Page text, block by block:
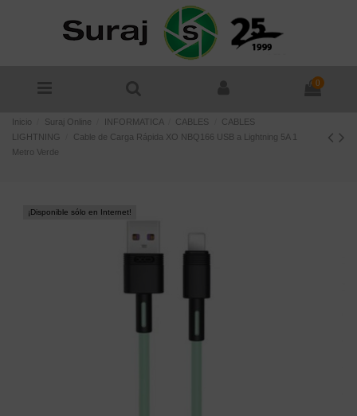
0
Inicio Suraj Online INFORMATICA CABLES
CABLES
LIGHTNING
Cable de Carga Rápida XO NBQ166 USB a Lightning 5A 1
Metro Verde
¡Disponible sólo en Internet!